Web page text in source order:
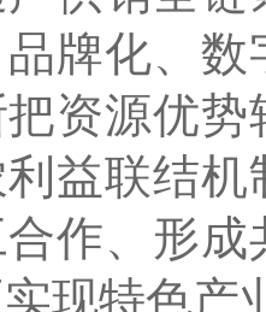
牌化、
资源优
益联结
作、形
现特色产